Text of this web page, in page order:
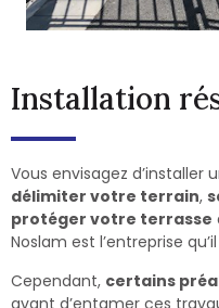
Installation
Vous envisagez d’installer
délimiter votre terrain,
protéger votre terrasse
Noslam est l’entreprise
Cependant, certains
avant d’entamer ces